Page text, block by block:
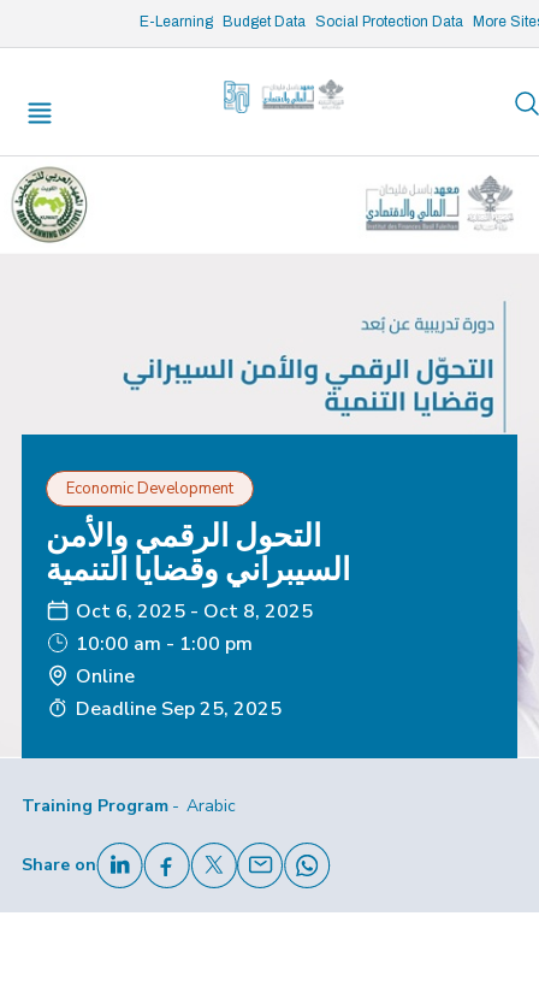
E-Learning Budget Data Social Protection Data More
/* opened search */
Economic Development
التحول الرقمي والأمن
السيبراني وقضايا التنمية
Oct 6, 2025 - Oct 8, 2025
10:00 am - 1:00 pm
Online
Deadline Sep 25, 2025
Training Program Arabic
Share on